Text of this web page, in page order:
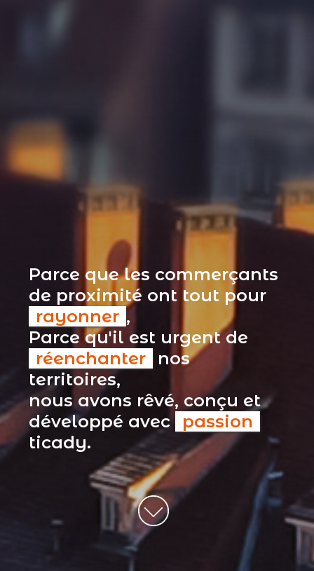
Parce que les commerçants
de proximité ont tout pour
rayonner ,
Parce qu'il est urgent de
réenchanter
nos
territoires,
nous avons rêvé, conçu et
développé avec passion
ticady.